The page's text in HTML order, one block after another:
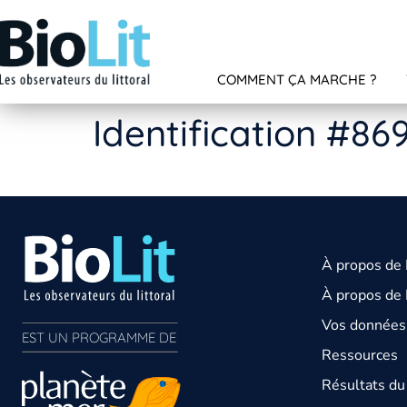
COMMENT ÇA MARCHE ?
Identification
EST UN PROGRAMME DE
À propos de
À propos de
Vos
Ressources
Résultats